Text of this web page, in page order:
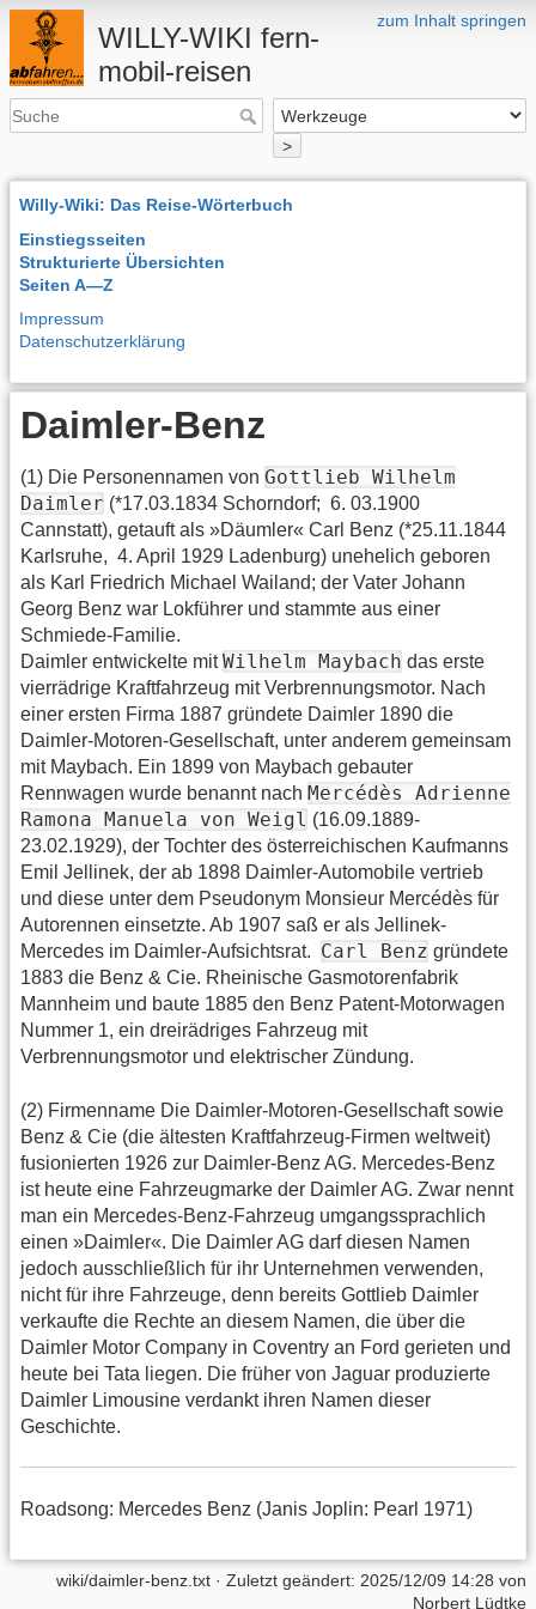
zum Inhalt springen
WILLY-WIKI fern-
mobil-reisen
>
Willy-Wiki: Das Reise-Wörterbuch
Einstiegsseiten
Strukturierte Übersichten
Seiten A—Z
Impressum
Datenschutzerklärung
Daimler-Benz
(1) Die Personennamen von Gottlieb Wilhelm
Daimler (*17.03.1834 Schorndorf;  6. 03.1900
Cannstatt), getauft als »Däumler« Carl Benz (*25.11.1844
Karlsruhe,  4. April 1929 Ladenburg) unehelich geboren
als Karl Friedrich Michael Wailand; der Vater Johann
Georg Benz war Lokführer und stammte aus einer
Schmiede-Familie.
Daimler entwickelte mitWilhelm Maybach das erste
vierrädrige Kraftfahrzeug mit Verbrennungsmotor. Nach
einer ersten Firma 1887 gründete Daimler 1890 die
Daimler-Motoren-Gesellschaft, unter anderem gemeinsam
mit Maybach. Ein 1899 von Maybach gebauter
Rennwagen wurde benannt nach Mercédès Adrienne
Ramona Manuela von Weigl (16.09.1889-
23.02.1929), der Tochter des österreichischen Kaufmanns
Emil Jellinek, der ab 1898 Daimler-Automobile vertrieb
und diese unter dem Pseudonym Monsieur Mercédès für
Autorennen einsetzte. Ab 1907 saß er als Jellinek-
Mercedes im Daimler-Aufsichtsrat. Carl Benz gründete
1883 die Benz & Cie. Rheinische Gasmotorenfabrik
Mannheim und baute 1885 den Benz Patent-Motorwagen
Nummer 1, ein dreirädriges Fahrzeug mit
Verbrennungsmotor und elektrischer Zündung.
(2) Firmenname Die Daimler-Motoren-Gesellschaft sowie
Benz & Cie (die ältesten Kraftfahrzeug-Firmen weltweit)
fusionierten 1926 zur Daimler-Benz AG. Mercedes-Benz
ist heute eine Fahrzeugmarke der Daimler AG. Zwar nennt
man ein Mercedes-Benz-Fahrzeug umgangssprachlich
einen »Daimler«. Die Daimler AG darf diesen Namen
jedoch ausschließlich für ihr Unternehmen verwenden,
nicht für ihre Fahrzeuge, denn bereits Gottlieb Daimler
verkaufte die Rechte an diesem Namen, die über die
Daimler Motor Company in Coventry an Ford gerieten und
heute bei Tata liegen. Die früher von Jaguar produzierte
Daimler Limousine verdankt ihren Namen dieser
Geschichte.
Roadsong: Mercedes Benz (Janis Joplin: Pearl 1971)
wiki/daimler-benz.txt · Zuletzt geändert: 2025/12/09 14:28 von
Norbert Lüdtke